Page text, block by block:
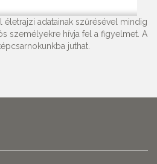
életrajzi adatainak szűrésével mindig
személyekre hívja fel a figyelmet. A
juthat.